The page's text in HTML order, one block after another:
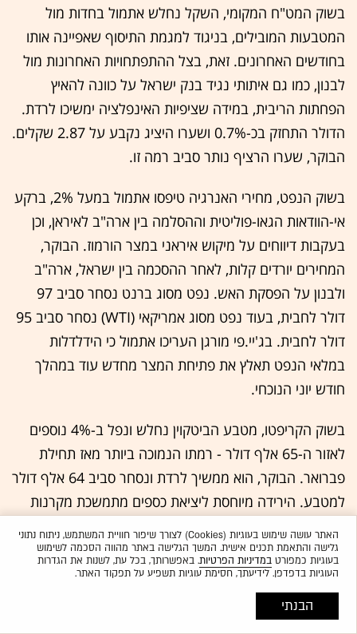
בשוק המט"ח המקומי, השקל נחלש אתמול בחדות מול
המטבעות המובילים, בניגוד למגמת התיסוף שאפיינה אותו
בחודשים האחרונים. זאת, בצל ההתפתחויות האחרונות מול
לבנון, כמו גם איתותי נגיד בנק ישראל על כוונה להאיץ
הפחתות הריבית, במידה שציפיות האינפלציה ימשיכו לרדת.
הדולר התחזק בכ-0.7% ושערו היציג נקבע על 2.87 שקלים.
הבוקר, שערו הרציף נותר סביב רמה זו.
בשוק הנפט, מחירי האנרגיה טיפסו אתמול במעל 2%, ברקע
אי-הוודאות הגאו-פוליטית וההסלמה בין ארה"ב לאיראן, וכן
בעקבות דיווחים על מיקוש איראני במצר הורמוז. הבוקר,
המחירים יורדים קלות, לאחר ההסכמה בין ישראל, ארה"ב
ולבנון על הפסקת האש. נפט מסוג ברנט נסחר סביב 97
דולר לחבית, בעוד נפט מסוג אמריקאי (WTI) נסחר סביב 95
דולר לחבית. בג'יי.פי מורגן העריכו אתמול כי הידלדלות
במלאי הנפט תאלץ את פתיחת המצר מחדש עוד במהלך
חודש יוני הנוכחי.
בשוק הקריפטו, מטבע הביטקוין נחלש ונפל ב-4% נוספים
לאזור ה-65 אלף דולר - רמתו הנמוכה ביותר מאז תחילת
פברואר. הבוקר, הוא ממשיך לרדת ונסחר סביב 64 אלף דולר
למטבע. הירידה מיוחסת ליציאת כספים מתמשכת מקרנות
השבבים והטכנולוגיה.
4. מאקרו
האתר עושה שימוש בעוגיות (Cookies) לצורך שיפור חוויית המשתמש, ניתוח נתוני
גלישה והתאמת תכנים אישית. המשך הגלישה באתר מהווה הסכמה לשימוש
בעוגיות כמפורטבמדיניות הפרטיות. באפשרותך, בכל עת, לשנות את הגדרות
העוגיות בדפדפן. לידיעתך, חסימת עוגיות תשפיע על תפקוד האתר.
הבנתי